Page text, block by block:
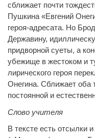
сближает почти
Пушкина «Евгений
героя-адресата. Но
Державину,
придворной суеты, а
убежище в жестоком и
лирического героя
Онегина. Сближает оба
постоянной и
Слово учителя
В тексте есть отсылки